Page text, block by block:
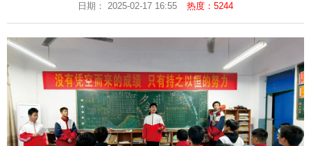
航
态
工
作
育
天
地
招
生
专
联
系
返
日期： 2025-02-17 16:55 热度：5244